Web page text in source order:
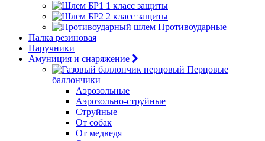
1 класс защиты
2 класс защиты
Противоударные
Палка резиновая
Наручники
Амуниция и снаряжение
Перцовые
баллончики
Аэрозольные
Аэрозольно-струйные
Струйные
От собак
От медведя